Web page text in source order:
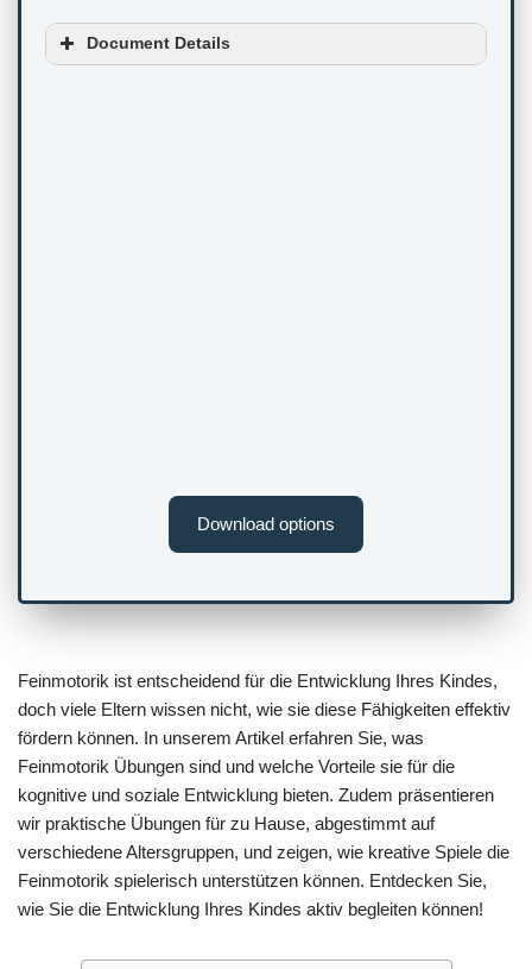
Document Details
Download options
Feinmotorik ist entscheidend für die Entwicklung Ihres Kindes,
doch viele Eltern wissen nicht, wie sie diese Fähigkeiten effektiv
fördern können. In unserem Artikel erfahren Sie, was
Feinmotorik Übungen sind und welche Vorteile sie für die
kognitive und soziale Entwicklung bieten. Zudem präsentieren
wir praktische Übungen für zu Hause, abgestimmt auf
verschiedene Altersgruppen, und zeigen, wie kreative Spiele die
Feinmotorik spielerisch unterstützen können. Entdecken Sie,
wie Sie die Entwicklung Ihres Kindes aktiv begleiten können!